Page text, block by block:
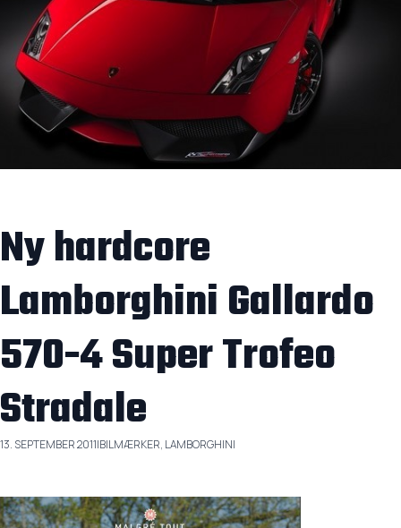
Ny hardcore
Lamborghini Gallardo
570-4 Super Trofeo
Stradale
13. SEPTEMBER 2011|BILMÆRKER, LAMBORGHINI